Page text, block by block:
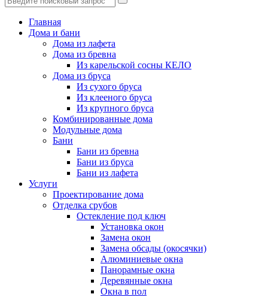
Главная
Дома и бани
Дома из лафета
Дома из бревна
Из карельской сосны КЕЛО
Дома из бруса
Из сухого бруса
Из клееного бруса
Из крупного бруса
Комбинированные дома
Модульные дома
Бани
Бани из бревна
Бани из бруса
Бани из лафета
Услуги
Проектирование дома
Отделка срубов
Остекление под ключ
Установка окон
Замена окон
Замена обсады (окосячки)
Алюминиевые окна
Панорамные окна
Деревянные окна
Окна в пол